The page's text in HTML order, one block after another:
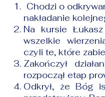
Chodzi o
nakładanie
Na kursie
wszelkie
czyli te, które
Zakończył
rozpoczął etap
Odkrył, że Bóg